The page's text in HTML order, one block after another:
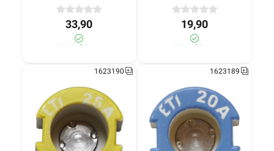
33,90
340+ på lager
19,90
440+ på lager
1623190 1623189